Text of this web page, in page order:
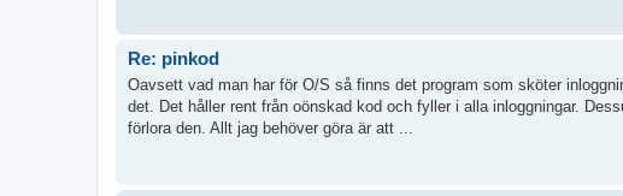
Re: pinkod
Oavsett vad man har för O/S så finns det program som sköter
det. Det håller rent från oönskad kod och fyller i alla inloggningar.
förlora den. Allt jag behöver göra är att ...